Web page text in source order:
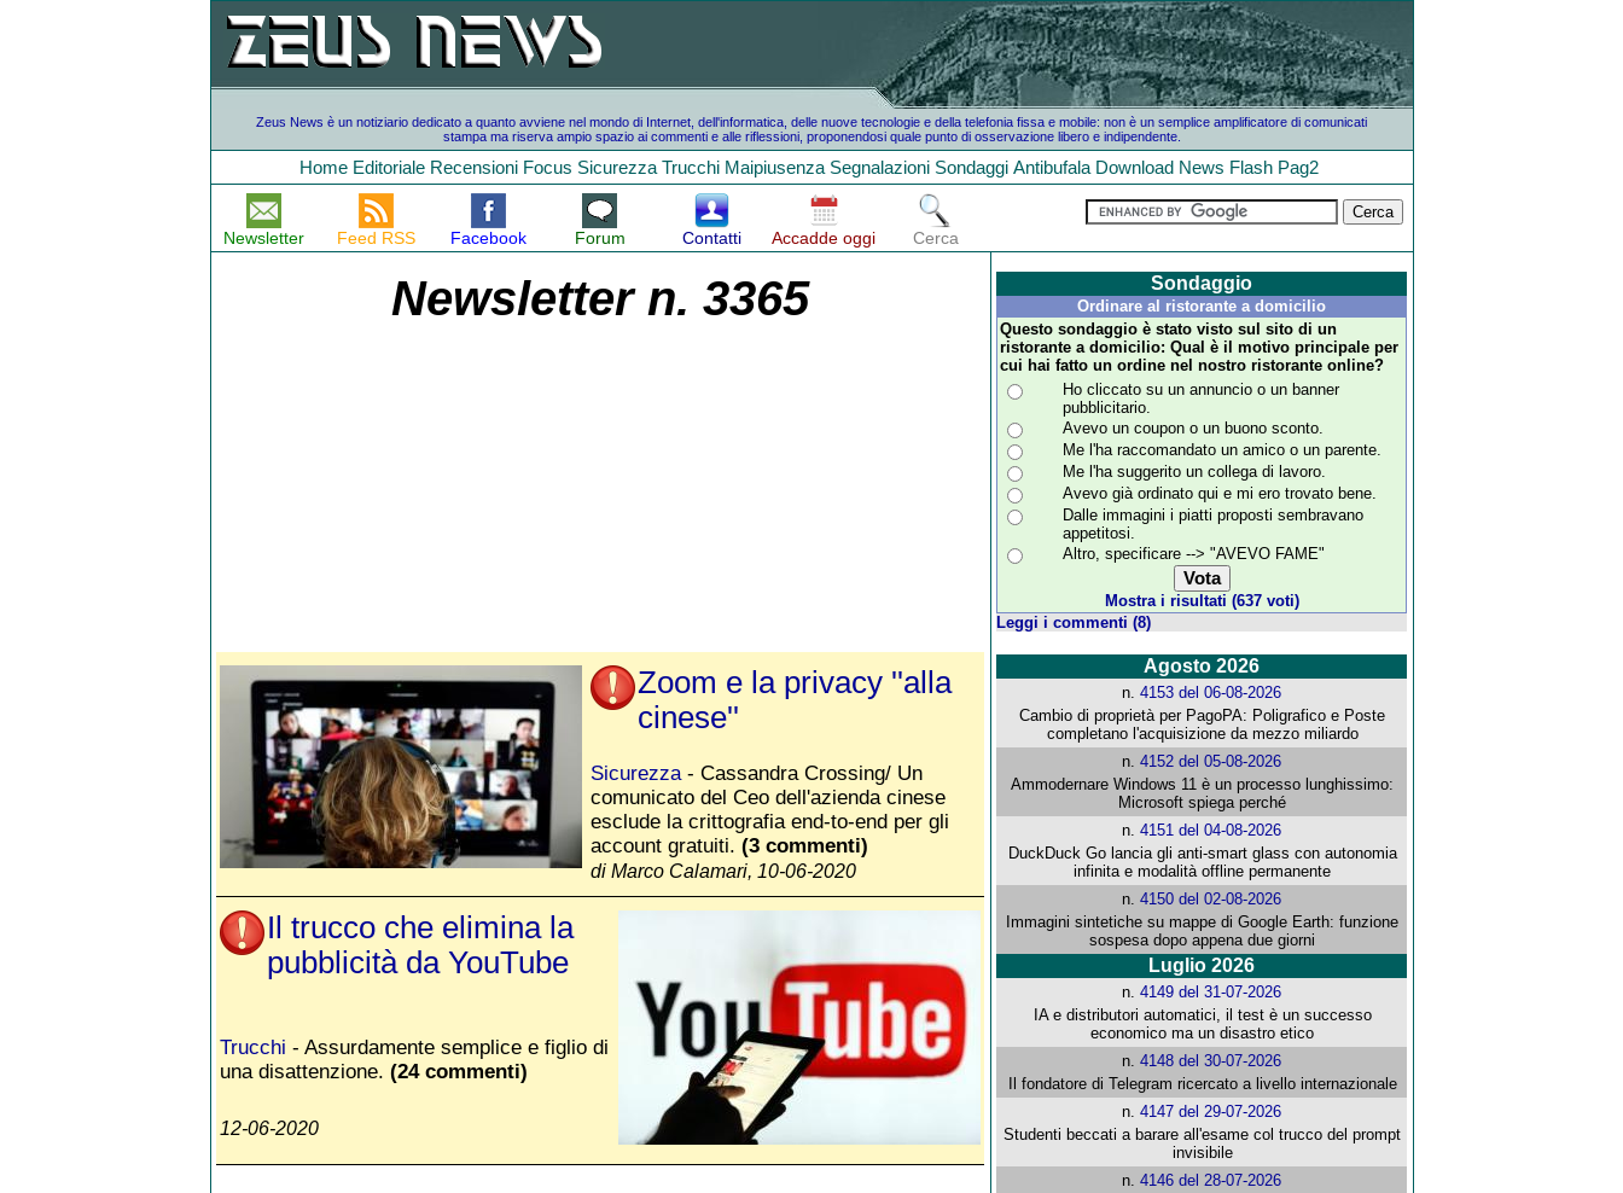
Zeus News è un notiziario dedicato a quanto avviene nel mondo di Internet, dell'informatica, delle nuove tecnologie e della telefonia fissa e mobile: non è un semplice amplificatore di comunicati
stampa ma riserva ampio spazio ai commenti e alle riflessioni, proponendosi quale punto di osservazione libero e indipendente.
Home Editoriale Recensioni Focus Sicurezza Trucchi Maipiusenza Segnalazioni Sondaggi Antibufala Download News Flash Pag2
Newsletter Feed RSS Facebook Forum Contatti Accadde oggi Cerca
Newsletter n. 3365
Zoom e la privacy ''alla
cinese''
Sicurezza- Cassandra Crossing/ Un
comunicato del Ceo dell'azienda cinese
esclude la crittografia end-to-end per gli
account gratuiti. (3 commenti)
di Marco Calamari, 10-06-2020
Il trucco che elimina la
pubblicità da YouTube
Trucchi - Assurdamente semplice e figlio di
una disattenzione. (24 commenti)
12-06-2020
Sondaggio
Ordinare al ristorante a domicilio
Questo sondaggio è stato visto sul sito di un
ristorante a domicilio: Qual è il motivo principale per
cui hai fatto un ordine nel nostro ristorante online?
Ho cliccato su un annuncio o un banner
pubblicitario.
Avevo un coupon o un buono sconto.
Me l'ha raccomandato un amico o un parente.
Me l'ha suggerito un collega di lavoro.
Avevo già ordinato qui e mi ero trovato bene.
Dalle immagini i piatti proposti sembravano
appetitosi.
Altro, specificare --> "AVEVO FAME"
Mostra i risultati (637 voti)
Leggi i commenti (8)
Agosto 2026
n.4153 del 06-08-2026
Cambio di proprietà per PagoPA: Poligrafico e Poste
completano l'acquisizione da mezzo miliardo
n.4152 del 05-08-2026
Ammodernare Windows 11 è un processo lunghissimo:
Microsoft spiega perché
n.4151 del 04-08-2026
DuckDuck Go lancia gli anti-smart glass con autonomia
infinita e modalità offline permanente
n.4150 del 02-08-2026
Immagini sintetiche su mappe di Google Earth: funzione
sospesa dopo appena due giorni
Luglio 2026
n.4149 del 31-07-2026
IA e distributori automatici, il test è un successo
economico ma un disastro etico
n.4148 del 30-07-2026
Il fondatore di Telegram ricercato a livello internazionale
n.4147 del 29-07-2026
Studenti beccati a barare all'esame col trucco del prompt
invisibile
n.4146 del 28-07-2026